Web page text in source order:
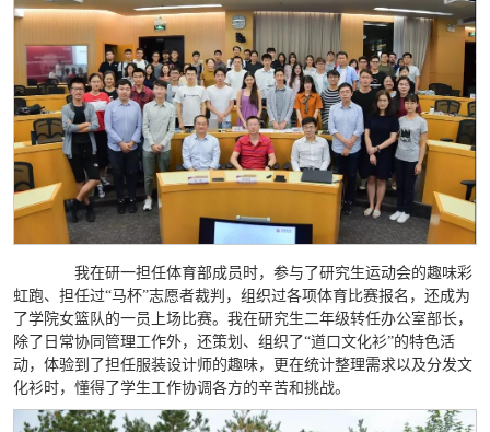
我在研一担任体育部成员时，参与了研究生运动会的趣味彩
虹跑、担任过“马杯”志愿者裁判，组织过各项体育比赛报名，还成为
了学院女篮队的一员上场比赛。我在研究生二年级转任办公室部长，
除了日常协同管理工作外，还策划、组织了“道口文化衫”的特色活
动，体验到了担任服装设计师的趣味，更在统计整理需求以及分发文
化衫时，懂得了学生工作协调各方的辛苦和挑战。